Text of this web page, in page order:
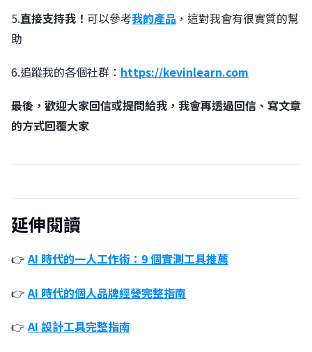
5.直接支持我！ 可以參考我的產品 ，這對我會有很實質的幫
助
6.追蹤我的各個社群： https://kevinlearn.com
最後，歡迎大家回信或提問給我，我會再透過回信、寫文章
的方式回覆大家
延伸閱讀
👉AI 時代的一人工作術：9 個實測工具推薦
👉 AI 時代的個人品牌經營完整指南
👉AI 設計工具完整指南